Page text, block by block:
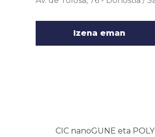
Izena eman
CIC nanoGUNE eta